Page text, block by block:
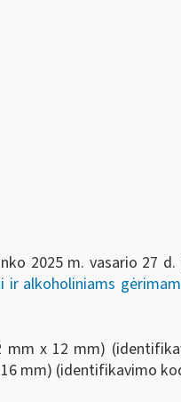
2025 m. vasario 27 d.
alkoholiniams
x 12 mm)
mm) (identifikavimo